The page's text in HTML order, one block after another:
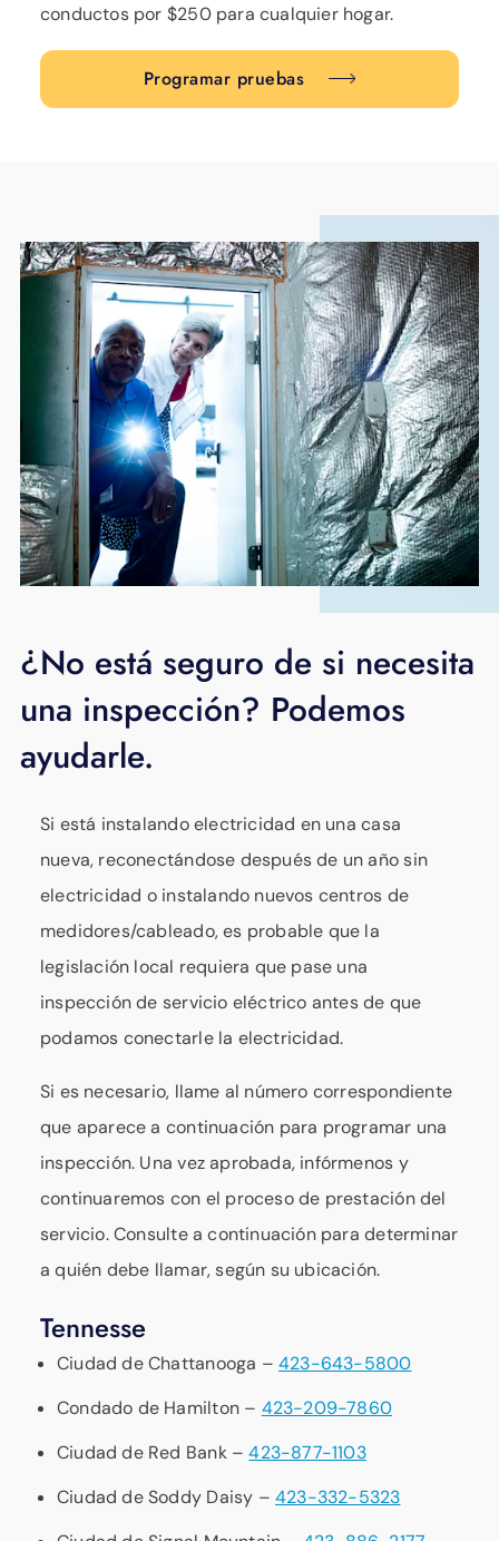
conductos por $250 para cualquier hogar.
Programar pruebas
¿No está seguro de si necesita
una inspección? Podemos
ayudarle.
Si está instalando electricidad en una casa
nueva, reconectándose después de un año sin
electricidad o instalando nuevos centros de
medidores/cableado, es probable que la
legislación local requiera que pase una
inspección de servicio eléctrico antes de que
podamos conectarle la electricidad.
Si es necesario, llame al número correspondiente
que aparece a continuación para programar una
inspección. Una vez aprobada, infórmenos y
continuaremos con el proceso de prestación del
servicio. Consulte a continuación para determinar
a quién debe llamar, según su ubicación.
Tennesse
Ciudad de Chattanooga – 423-643-5800
Condado de Hamilton – 423-209-7860
Ciudad de Red Bank –423-877-1103
Ciudad de Soddy Daisy – 423-332-5323